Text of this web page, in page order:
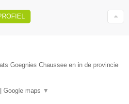
Goegnies Chaussee en in de provincie
Google maps ▼